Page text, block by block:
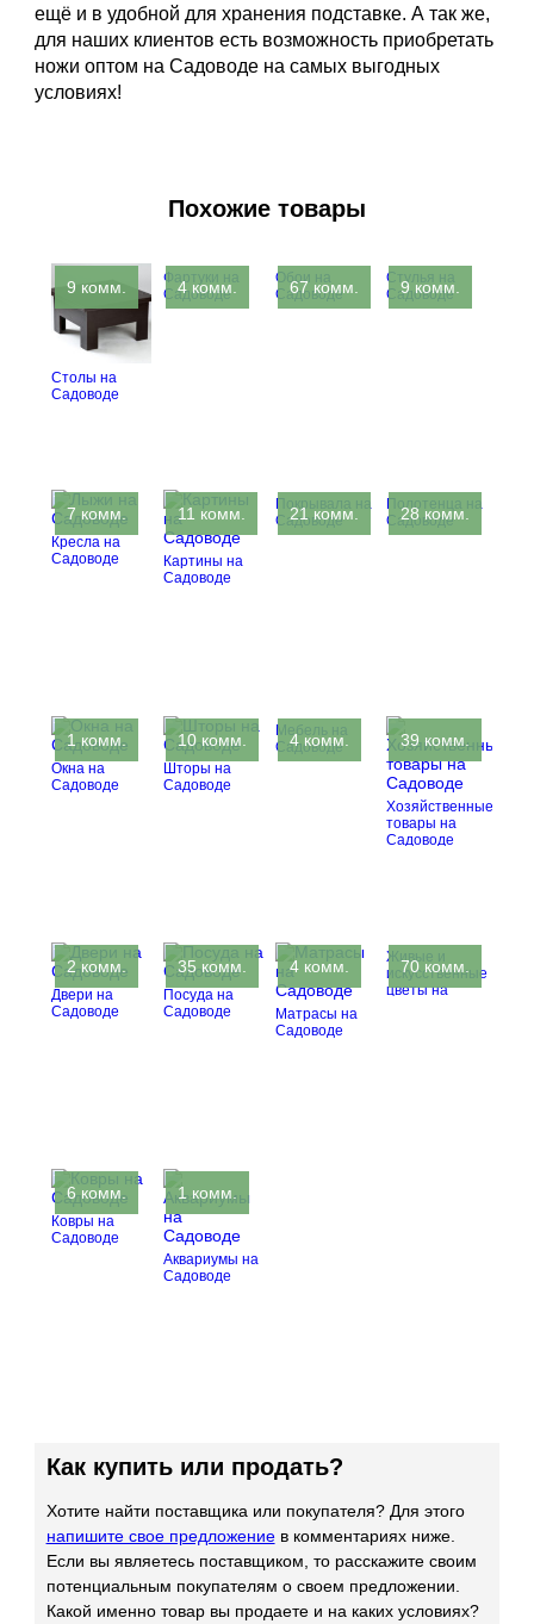
ещё и в удобной для хранения подставке. А так же,
для наших клиентов есть возможность приобретать
ножи оптом на Садоводе на самых выгодных
условиях!
Похожие товары
9 комм.
Столы на
Садоводе
4 комм.
Фартуки на
Садоводе
67 комм.
Обои на
Садоводе
9 комм.
Стулья на
Садоводе
7 комм.
Кресла на
Садоводе
11 комм.
Картины на
Садоводе
21 комм.
Покрывала на
Садоводе
28 комм.
Полотенца на
Садоводе
1 комм.
Окна на
Садоводе
10 комм.
Шторы на
Садоводе
4 комм.
Мебель на
Садоводе
39 комм.
Хозяйственные
товары на
Садоводе
2 комм.
Двери на
Садоводе
35 комм.
Посуда на
Садоводе
4 комм.
Матрасы на
Садоводе
70 комм.
Живые и
искусственные
цветы на
6 комм.
Ковры на
Садоводе
1 комм.
Аквариумы на
Садоводе
Как купить или продать?
Хотите найти поставщика или покупателя? Для этого
напишите свое предложениев комментариях ниже.
Если вы являетесь поставщиком, то расскажите своим
потенциальным покупателям о своем предложении.
Какой именно товар вы продаете и на каких условиях?